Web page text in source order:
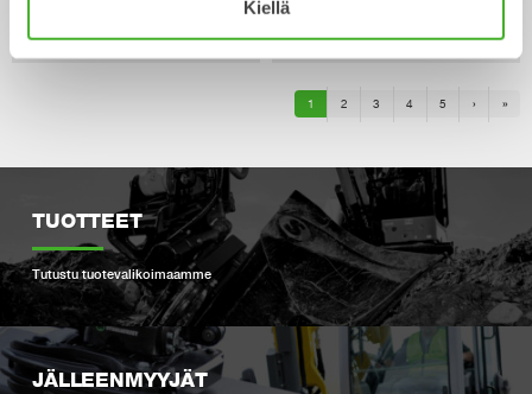
Kiellä
Kauhanpyörittäjä 15-20tonnisiin
X20
Kauhanpyörittäjä 16-22tonnisiin
1 2 3 4 5 › »
TUOTTEET
Tutustu tuotevalikoimaamme
JÄLLEENMYYJÄT